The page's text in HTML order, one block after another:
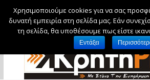
Πέμπτη, 6 Αυγούστου,
Χρησιμοποιούμε cookies για να σας
δυνατή εμπειρία στη σελίδα μας. Εάν
τη σελίδα, θα υποθέσουμε πως είστε
Εντάξει